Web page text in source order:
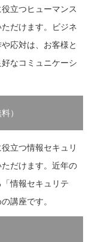
立つヒューマンス
だけます。ビジネ
応対は、お客様と
なコミュニケーシ
）
立つ情報セキュリ
だけます。近年の
情報セキュリテ
講座です。